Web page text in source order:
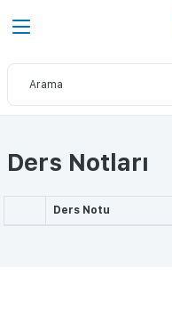
Ders Notları
Ders Notu